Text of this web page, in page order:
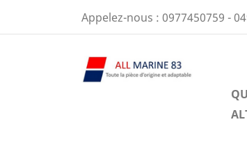
Appelez-nous : 0977450759 -